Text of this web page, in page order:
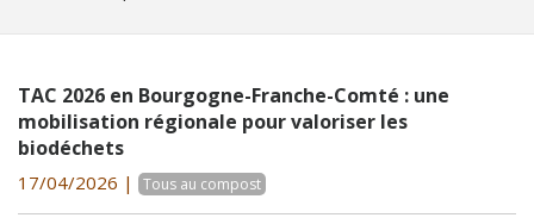
TAC 2026 en Bourgogne-Franche-Comté : une
mobilisation régionale pour valoriser les
biodéchets
17/04/2026 | Tous au compost